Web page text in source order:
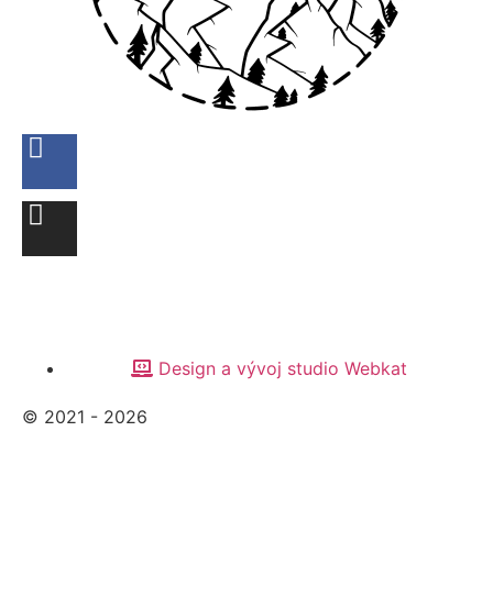
© 2021 - 2026
Design a vývoj studio Webkat